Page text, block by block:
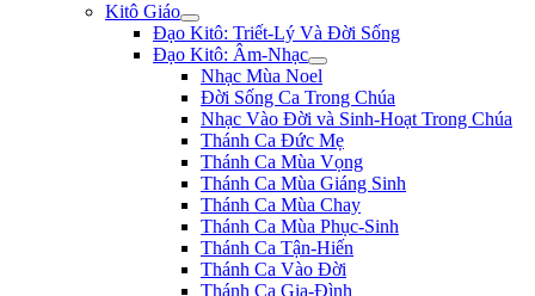
Kitô Giáo
Đạo Kitô: Triết-Lý Và Đời Sống
Đạo Kitô: Âm-Nhạc
Nhạc Mùa Noel
Đời Sống Ca Trong Chúa
Nhạc Vào Đời và Sinh-Hoạt Trong Chúa
Thánh Ca Đức Mẹ
Thánh Ca Mùa Vọng
Thánh Ca Mùa Giáng Sinh
Thánh Ca Mùa Chay
Thánh Ca Mùa Phục-Sinh
Thánh Ca Tận-Hiến
Thánh Ca Vào Đời
Thánh Ca Gia-Đình